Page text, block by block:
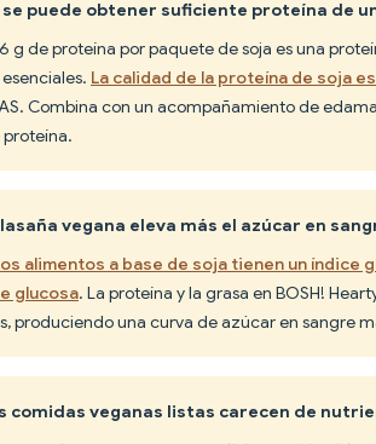
se puede obtener suficiente proteína de
g de proteína por paquete de soja es una
La calidad de la proteína de soja
Combina con un acompañamiento de
lasaña vegana eleva más el azúcar en
alimentos a base de soja tienen un índice
glucosa. La proteína y la grasa en BOSH!
produciendo una curva de azúcar en sangre
comidas veganas listas carecen de